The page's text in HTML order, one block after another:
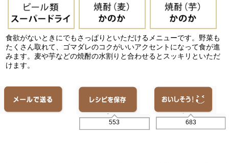
食欲がないときにでもさっぱりといただけるメニューです。野菜も
たくさん取れて、ゴマダレのコクがいいアクセントになって食が進
みます。麦や芋などの焼酎の水割りと合わせるとスッキリといただ
けます。
553 683